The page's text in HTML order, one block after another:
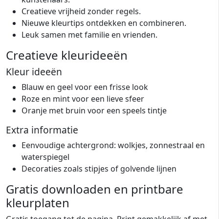
Creatieve vrijheid zonder regels.
Nieuwe kleurtips ontdekken en combineren.
Leuk samen met familie en vrienden.
Creatieve kleurideeën
Kleur ideeën
Blauw en geel voor een frisse look
Roze en mint voor een lieve sfeer
Oranje met bruin voor een speels tintje
Extra informatie
Eenvoudige achtergrond: wolkjes, zonnestraal en
waterspiegel
Decoraties zoals stipjes of golvende lijnen
Gratis downloaden en printbare
kleurplaten